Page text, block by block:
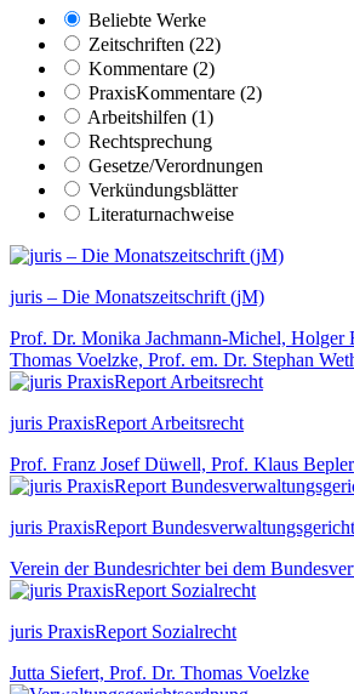
Beliebte Werke
Zeitschriften (22)
Kommentare (2)
PraxisKommentare (2)
Arbeitshilfen (1)
Rechtsprechung
Gesetze/Verordnungen
Verkündungsblätter
Literaturnachweise
juris – Die Monatszeitschrift (jM)
Prof. Dr. Monika Jachmann-Michel, Holger
Thomas Voelzke, Prof. em. Dr. Stephan
juris PraxisReport Arbeitsrecht
Prof. Franz Josef Düwell, Prof. Klaus Bepler
juris PraxisReport Bundesverwaltungsgericht
Verein der Bundesrichter bei dem
juris PraxisReport Sozialrecht
Jutta Siefert, Prof. Dr. Thomas Voelzke